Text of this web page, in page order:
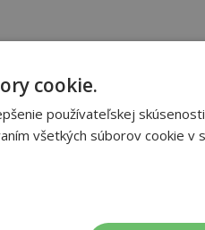
imunitný systém.
zmierniť účinky. Od
druhoch ovocia a zeleniny
a nápoje.
cookie.
používateľskej
všetkých súborov cookie v